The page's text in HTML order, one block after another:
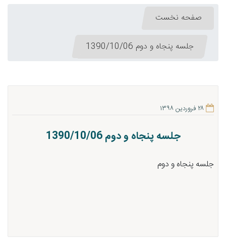
صفحه نخست
جلسه پنجاه و دوم 1390/10/06
۲۸ فروردین ۱۳۹۸
جلسه پنجاه و دوم 1390/10/06
جلسه پنجاه و دوم